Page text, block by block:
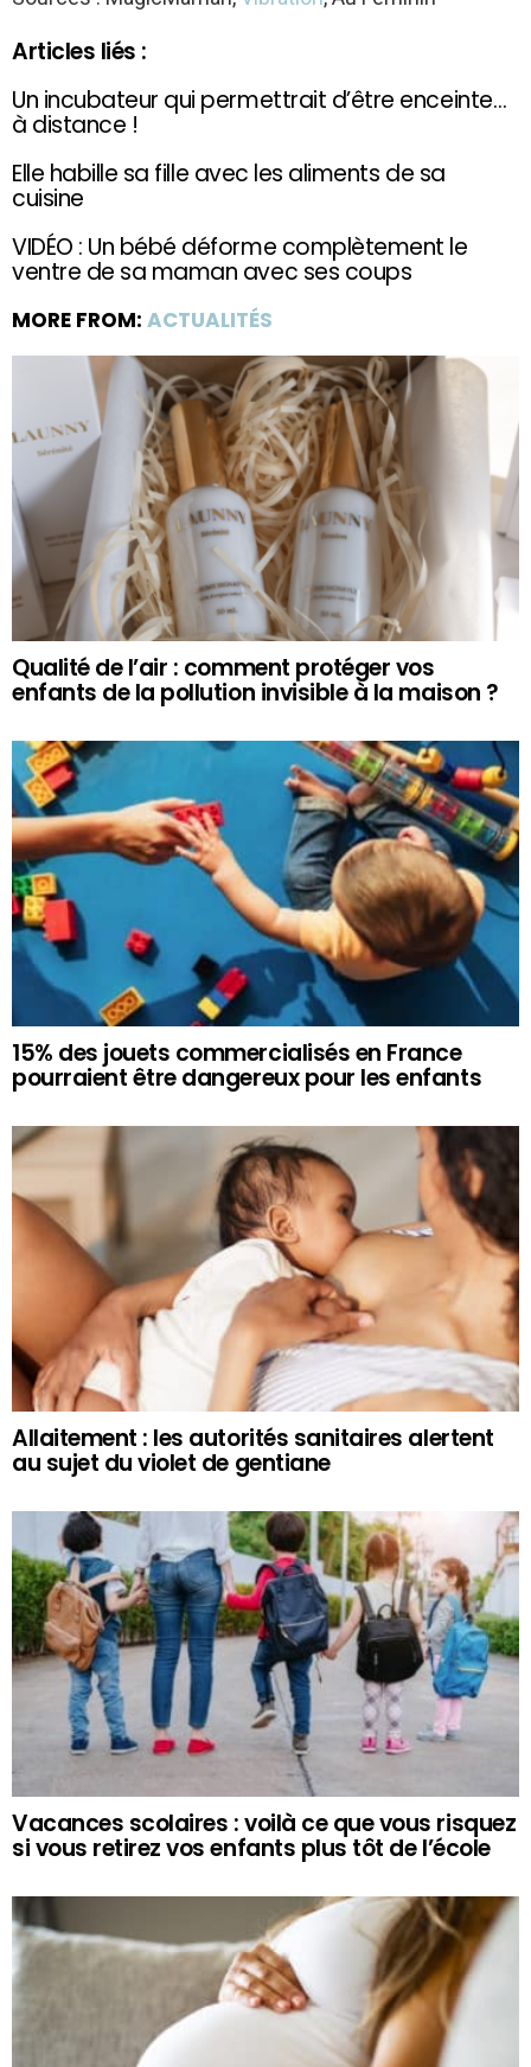
Articles liés :
Un incubateur qui permettrait d’être enceinte…
à distance !
Elle habille sa fille avec les aliments de sa
cuisine
VIDÉO : Un bébé déforme complètement le
ventre de sa maman avec ses coups
MORE FROM: ACTUALITÉS
Qualité de l’air : comment protéger vos
enfants de la pollution invisible à la maison ?
15% des jouets commercialisés en France
pourraient être dangereux pour les enfants
Allaitement : les autorités sanitaires alertent
au sujet du violet de gentiane
Vacances scolaires : voilà ce que vous risquez
si vous retirez vos enfants plus tôt de l’école